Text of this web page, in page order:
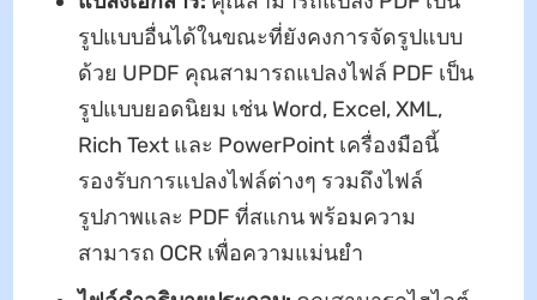
รูปแบบอื่นได้ในขณะที่ยังคงการจัดรูปแบบ
ด้วย UPDF คุณสามารถแปลงไฟล์ PDF เป็น
รูปแบบยอดนิยม เช่น Word, Excel, XML,
Rich Text และ PowerPoint เครื่องมือนี้
รองรับการแปลงไฟล์ต่างๆ รวมถึงไฟล์
รูปภาพและ PDF ที่สแกน พร้อมความ
สามารถ OCR เพื่อความแม่นยํา